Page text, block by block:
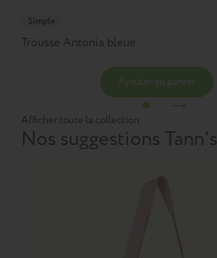
Simple
Trousse Antonia bleue
Afficher toute la collection
Nos suggestions Tann's